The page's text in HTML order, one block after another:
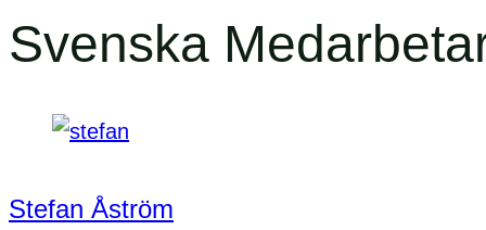
Svenska
Stefan Åström